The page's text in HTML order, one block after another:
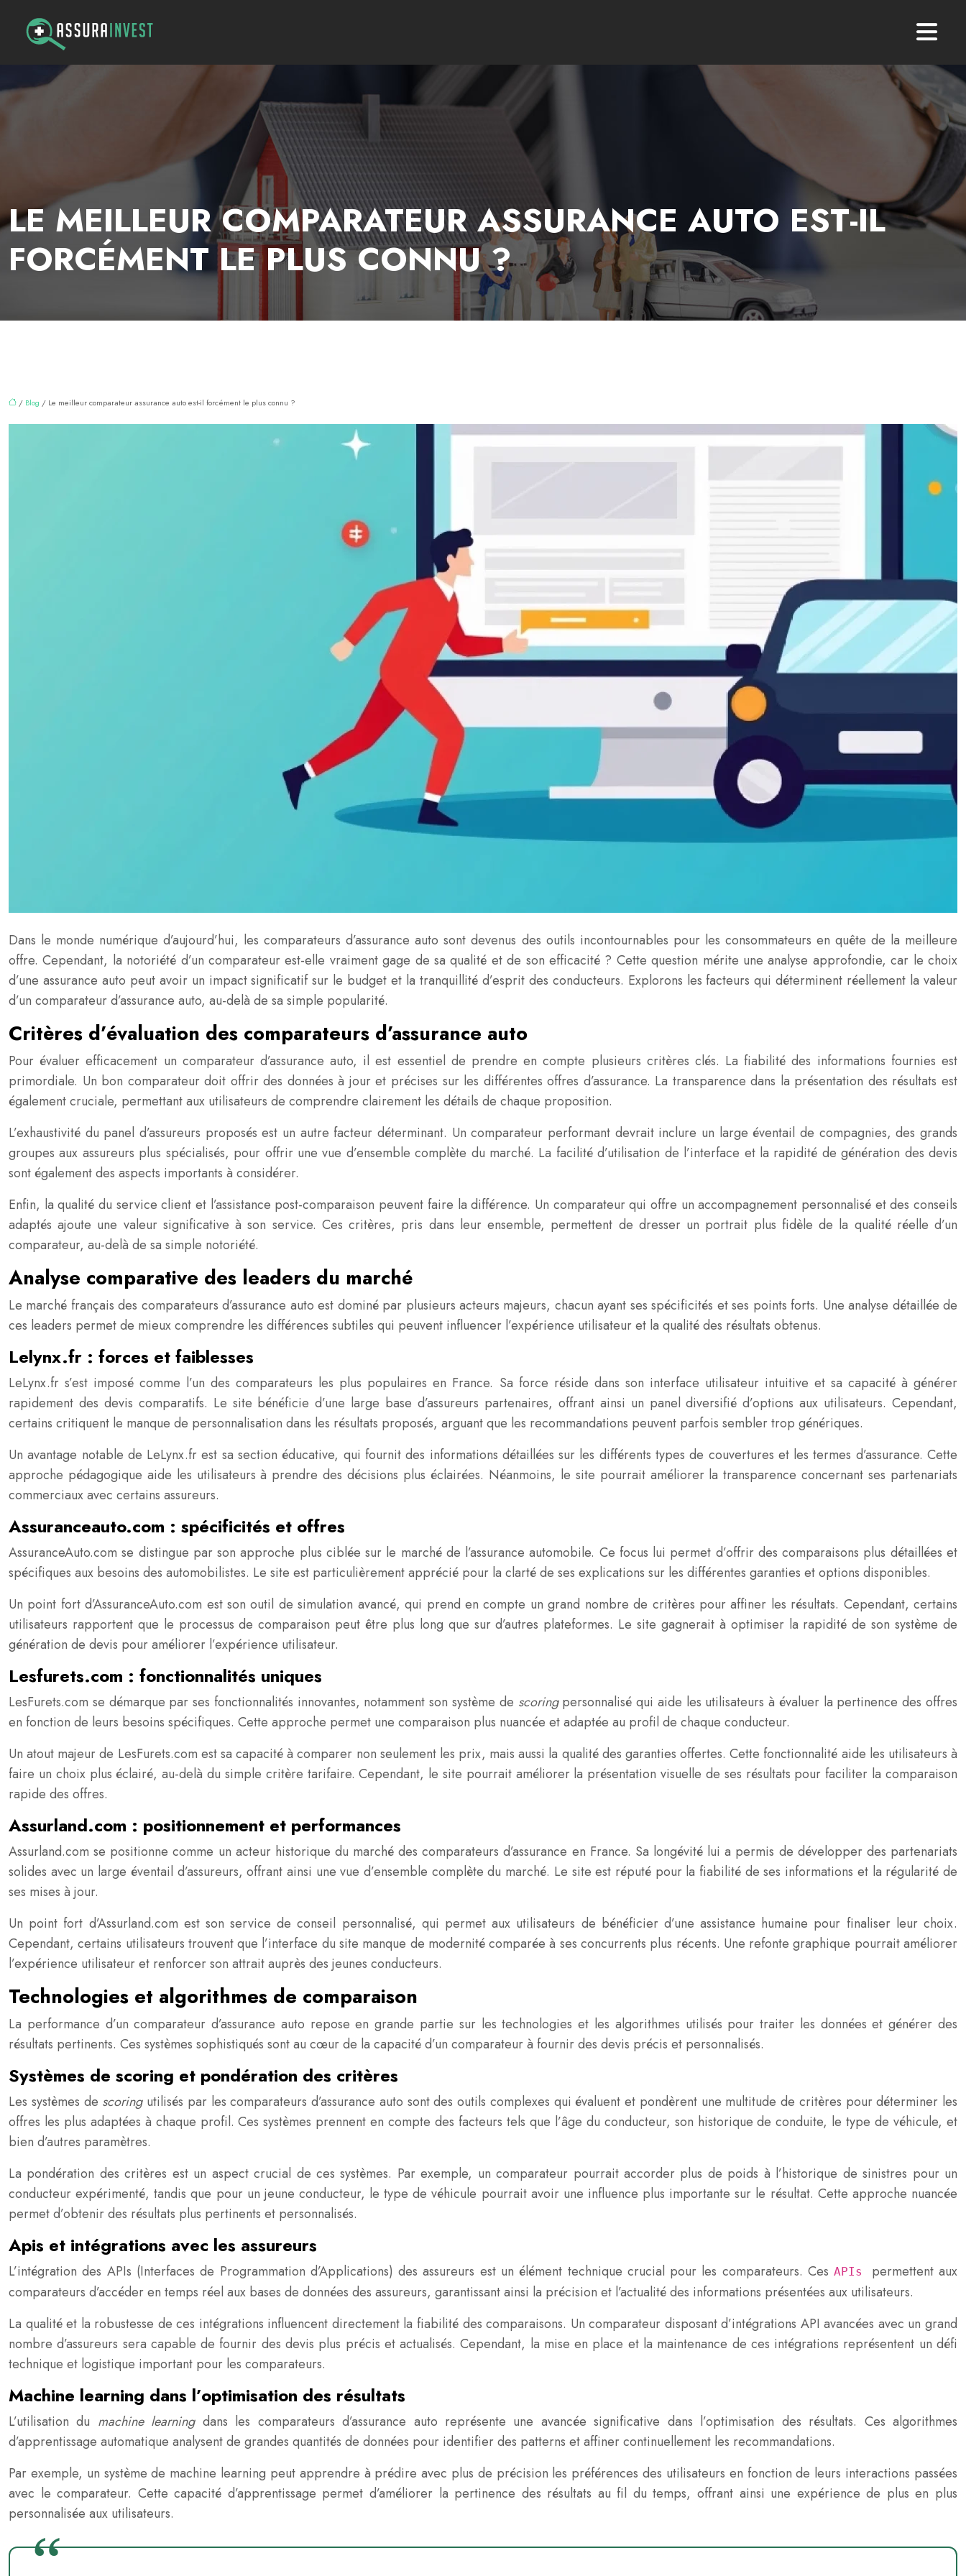
LE MEILLEUR COMPARATEUR ASSURANCE AUTO EST-IL
FORCÉMENT LE PLUS CONNU ?
/ Blog / Le meilleur comparateur assurance auto est-il forcément le plus connu ?
Dans le monde numérique d’aujourd’hui, les comparateurs d’assurance auto sont devenus des outils incontournables pour les consommateurs en quête de la meilleure
offre. Cependant, la notoriété d’un comparateur est-elle vraiment gage de sa qualité et de son efficacité ? Cette question mérite une analyse approfondie, car le choix
d’une assurance auto peut avoir un impact significatif sur le budget et la tranquillité d’esprit des conducteurs. Explorons les facteurs qui déterminent réellement la valeur
d’un comparateur d’assurance auto, au-delà de sa simple popularité.
Critères d’évaluation des comparateurs d’assurance auto
Pour évaluer efficacement un comparateur d’assurance auto, il est essentiel de prendre en compte plusieurs critères clés. La fiabilité des informations fournies est
primordiale. Un bon comparateur doit offrir des données à jour et précises sur les différentes offres d’assurance. La transparence dans la présentation des résultats est
également cruciale, permettant aux utilisateurs de comprendre clairement les détails de chaque proposition.
L’exhaustivité du panel d’assureurs proposés est un autre facteur déterminant. Un comparateur performant devrait inclure un large éventail de compagnies, des grands
groupes aux assureurs plus spécialisés, pour offrir une vue d’ensemble complète du marché. La facilité d’utilisation de l’interface et la rapidité de génération des devis
sont également des aspects importants à considérer.
Enfin, la qualité du service client et l’assistance post-comparaison peuvent faire la différence. Un comparateur qui offre un accompagnement personnalisé et des conseils
adaptés ajoute une valeur significative à son service. Ces critères, pris dans leur ensemble, permettent de dresser un portrait plus fidèle de la qualité réelle d’un
comparateur, au-delà de sa simple notoriété.
Analyse comparative des leaders du marché
Le marché français des comparateurs d’assurance auto est dominé par plusieurs acteurs majeurs, chacun ayant ses spécificités et ses points forts. Une analyse détaillée de
ces leaders permet de mieux comprendre les différences subtiles qui peuvent influencer l’expérience utilisateur et la qualité des résultats obtenus.
Lelynx.fr : forces et faiblesses
LeLynx.fr s’est imposé comme l’un des comparateurs les plus populaires en France. Sa force réside dans son interface utilisateur intuitive et sa capacité à générer
rapidement des devis comparatifs. Le site bénéficie d’une large base d’assureurs partenaires, offrant ainsi un panel diversifié d’options aux utilisateurs. Cependant,
certains critiquent le manque de personnalisation dans les résultats proposés, arguant que les recommandations peuvent parfois sembler trop génériques.
Un avantage notable de LeLynx.fr est sa section éducative, qui fournit des informations détaillées sur les différents types de couvertures et les termes d’assurance. Cette
approche pédagogique aide les utilisateurs à prendre des décisions plus éclairées. Néanmoins, le site pourrait améliorer la transparence concernant ses partenariats
commerciaux avec certains assureurs.
Assuranceauto.com : spécificités et offres
AssuranceAuto.com se distingue par son approche plus ciblée sur le marché de l’assurance automobile. Ce focus lui permet d’offrir des comparaisons plus détaillées et
spécifiques aux besoins des automobilistes. Le site est particulièrement apprécié pour la clarté de ses explications sur les différentes garanties et options disponibles.
Un point fort d’AssuranceAuto.com est son outil de simulation avancé, qui prend en compte un grand nombre de critères pour affiner les résultats. Cependant, certains
utilisateurs rapportent que le processus de comparaison peut être plus long que sur d’autres plateformes. Le site gagnerait à optimiser la rapidité de son système de
génération de devis pour améliorer l’expérience utilisateur.
Lesfurets.com : fonctionnalités uniques
LesFurets.com se démarque par ses fonctionnalités innovantes, notamment son système de scoringpersonnalisé qui aide les utilisateurs à évaluer la pertinence des offres
en fonction de leurs besoins spécifiques. Cette approche permet une comparaison plus nuancée et adaptée au profil de chaque conducteur.
Un atout majeur de LesFurets.com est sa capacité à comparer non seulement les prix, mais aussi la qualité des garanties offertes. Cette fonctionnalité aide les utilisateurs à
faire un choix plus éclairé, au-delà du simple critère tarifaire. Cependant, le site pourrait améliorer la présentation visuelle de ses résultats pour faciliter la comparaison
rapide des offres.
Assurland.com : positionnement et performances
Assurland.com se positionne comme un acteur historique du marché des comparateurs d’assurance en France. Sa longévité lui a permis de développer des partenariats
solides avec un large éventail d’assureurs, offrant ainsi une vue d’ensemble complète du marché. Le site est réputé pour la fiabilité de ses informations et la régularité de
ses mises à jour.
Un point fort d’Assurland.com est son service de conseil personnalisé, qui permet aux utilisateurs de bénéficier d’une assistance humaine pour finaliser leur choix.
Cependant, certains utilisateurs trouvent que l’interface du site manque de modernité comparée à ses concurrents plus récents. Une refonte graphique pourrait améliorer
l’expérience utilisateur et renforcer son attrait auprès des jeunes conducteurs.
Technologies et algorithmes de comparaison
La performance d’un comparateur d’assurance auto repose en grande partie sur les technologies et les algorithmes utilisés pour traiter les données et générer des
résultats pertinents. Ces systèmes sophistiqués sont au cœur de la capacité d’un comparateur à fournir des devis précis et personnalisés.
Systèmes de scoring et pondération des critères
Les systèmes de scoring utilisés par les comparateurs d’assurance auto sont des outils complexes qui évaluent et pondèrent une multitude de critères pour déterminer les
offres les plus adaptées à chaque profil. Ces systèmes prennent en compte des facteurs tels que l’âge du conducteur, son historique de conduite, le type de véhicule, et
bien d’autres paramètres.
La pondération des critères est un aspect crucial de ces systèmes. Par exemple, un comparateur pourrait accorder plus de poids à l’historique de sinistres pour un
conducteur expérimenté, tandis que pour un jeune conducteur, le type de véhicule pourrait avoir une influence plus importante sur le résultat. Cette approche nuancée
permet d’obtenir des résultats plus pertinents et personnalisés.
Apis et intégrations avec les assureurs
L’intégration des APIs (Interfaces de Programmation d’Applications) des assureurs est un élément technique crucial pour les comparateurs. CesAPIs permettent aux
comparateurs d’accéder en temps réel aux bases de données des assureurs, garantissant ainsi la précision et l’actualité des informations présentées aux utilisateurs.
La qualité et la robustesse de ces intégrations influencent directement la fiabilité des comparaisons. Un comparateur disposant d’intégrations API avancées avec un grand
nombre d’assureurs sera capable de fournir des devis plus précis et actualisés. Cependant, la mise en place et la maintenance de ces intégrations représentent un défi
technique et logistique important pour les comparateurs.
Machine learning dans l’optimisation des résultats
L’utilisation du machine learning dans les comparateurs d’assurance auto représente une avancée significative dans l’optimisation des résultats. Ces algorithmes
d’apprentissage automatique analysent de grandes quantités de données pour identifier des patterns et affiner continuellement les recommandations.
Par exemple, un système de machine learning peut apprendre à prédire avec plus de précision les préférences des utilisateurs en fonction de leurs interactions passées
avec le comparateur. Cette capacité d’apprentissage permet d’améliorer la pertinence des résultats au fil du temps, offrant ainsi une expérience de plus en plus
personnalisée aux utilisateurs.